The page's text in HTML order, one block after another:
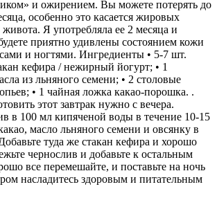
и ожирением. Вы можете потерять до
особенно это касается жировых
Я употребляла ее 2 месяца и
приятно удивлены состоянием кожи
и ногтями. Ингредиенты • 5-7 шт.
кефира / нежирный йогурт; • 1
из льняного семени; • 2 столовые
• 1 чайная ложка какао-порошка. .
этот завтрак нужно с вечера.
в 100 мл кипяченой воды в течение 10-15
масло льняного семени и овсянку в
туда же стакан кефира и хорошо
чернослив и добавьте к остальным
все перемешайте, и поставьте на ночь
насладитесь здоровым и питательным